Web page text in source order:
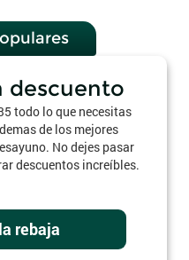
descuento
todo lo que necesitas
de los mejores
No dejes pasar
descuentos increíbles.
rebaja